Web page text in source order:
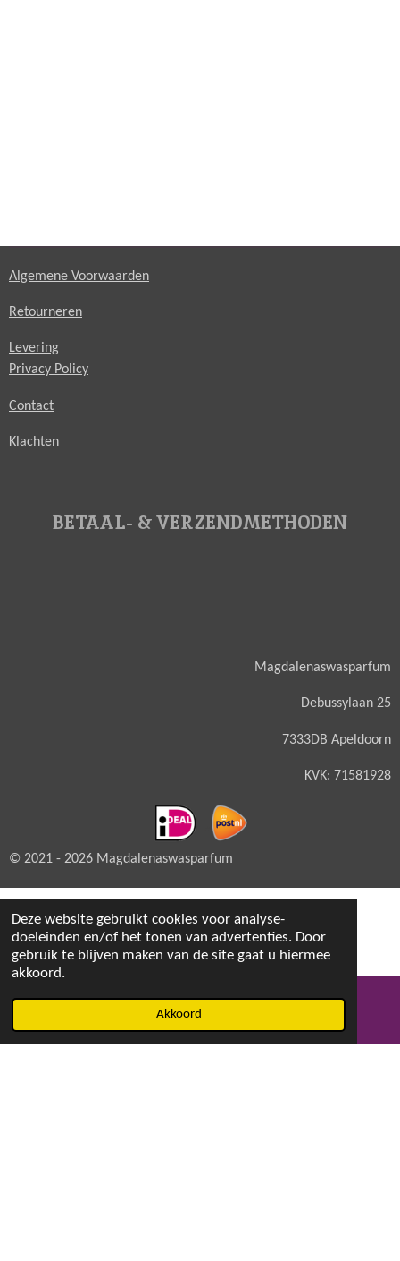
Deze website gebruikt cookies voor analyse-
doeleinden en/of het tonen van advertenties. Door
gebruik te blijven maken van de site gaat u hiermee
akkoord.
Akkoord
Algemene Voorwaarden
Retourneren
Levering
Privacy Policy
Contact
Klachten
BETAAL- & VERZENDMETHODEN
Magdalenaswasparfum
Debussylaan 25
7333DB Apeldoorn
KVK: 71581928
© 2021 - 2026 Magdalenaswasparfum